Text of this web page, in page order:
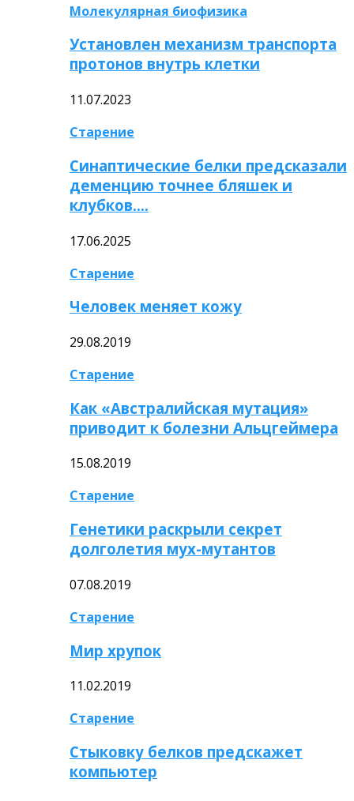
Молекулярная биофизика
Установлен механизм транспорта
протонов внутрь клетки
11.07.2023
Старение
Синаптические белки предсказали
деменцию точнее бляшек и
клубков….
17.06.2025
Старение
Человек меняет кожу
29.08.2019
Старение
Как «Австралийская мутация»
приводит к болезни Альцгеймера
15.08.2019
Старение
Генетики раскрыли секрет
долголетия мух-мутантов
07.08.2019
Старение
Мир хрупок
11.02.2019
Старение
Стыковку белков предскажет
компьютер